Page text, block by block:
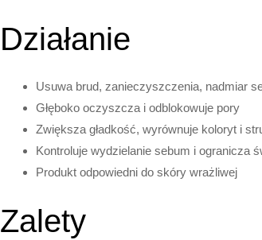
Działanie
Usuwa brud, zanieczyszczenia, nadmiar
Głęboko oczyszcza i odblokowuje pory
Zwiększa gładkość, wyrównuje koloryt i
Kontroluje wydzielanie sebum i ogranicza
Produkt odpowiedni do skóry wrażliwej
Zalety